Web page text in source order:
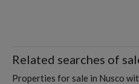
Related searches of
Properties for sale in Nusco